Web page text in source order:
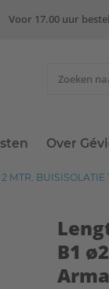
Voor 17.00 uur
Over
2 MTR.
B1